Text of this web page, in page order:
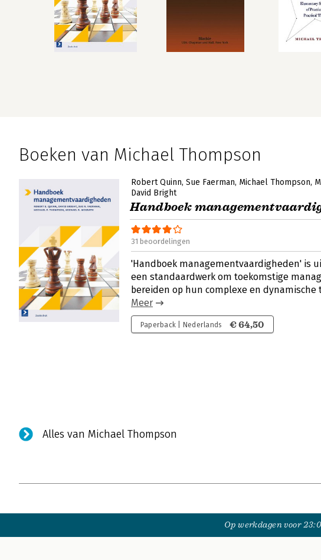
Boeken van Michael Thompson
Robert Quinn Sue Faerman Michael Thompson
David Bright
Handboek
31 beoordelingen
'Handboek managementvaardigheden' is
een standaardwerk om toekomstige
bereiden op hun complexe en dynamische
Meer
Paperback | Nederlands € 64,50
Alles van Michael Thompson
Op werkdagen voor